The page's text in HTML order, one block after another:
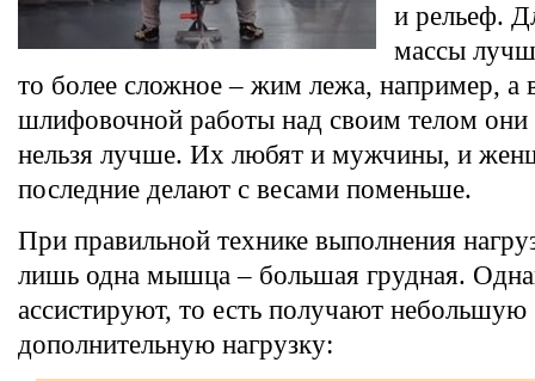
и рельеф.
массы
то более сложное – жим лежа, например, а
шлифовочной работы над своим телом они
нельзя лучше. Их любят и мужчины, и
последние делают с весами поменьше.
При правильной технике выполнения
лишь одна мышца – большая грудная.
ассистируют, то есть получают небольшую
дополнительную нагрузку: